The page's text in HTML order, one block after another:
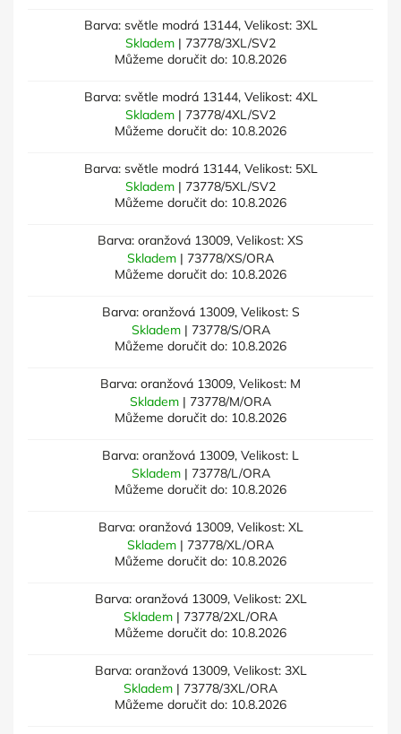
Barva: světle modrá 13144, Velikost: 3XL
Skladem | 73778/3XL/SV2
Můžeme doručit do: 10.8.2026
Barva: světle modrá 13144, Velikost: 4XL
Skladem | 73778/4XL/SV2
Můžeme doručit do: 10.8.2026
Barva: světle modrá 13144, Velikost: 5XL
Skladem | 73778/5XL/SV2
Můžeme doručit do: 10.8.2026
Barva: oranžová 13009, Velikost: XS
Skladem | 73778/XS/ORA
Můžeme doručit do: 10.8.2026
Barva: oranžová 13009, Velikost: S
Skladem | 73778/S/ORA
Můžeme doručit do: 10.8.2026
Barva: oranžová 13009, Velikost: M
Skladem | 73778/M/ORA
Můžeme doručit do: 10.8.2026
Barva: oranžová 13009, Velikost: L
Skladem | 73778/L/ORA
Můžeme doručit do: 10.8.2026
Barva: oranžová 13009, Velikost: XL
Skladem | 73778/XL/ORA
Můžeme doručit do: 10.8.2026
Barva: oranžová 13009, Velikost: 2XL
Skladem | 73778/2XL/ORA
Můžeme doručit do: 10.8.2026
Barva: oranžová 13009, Velikost: 3XL
Skladem | 73778/3XL/ORA
Můžeme doručit do: 10.8.2026